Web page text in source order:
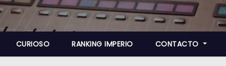
CURIOSO RANKING IMPERIO CONTACTO